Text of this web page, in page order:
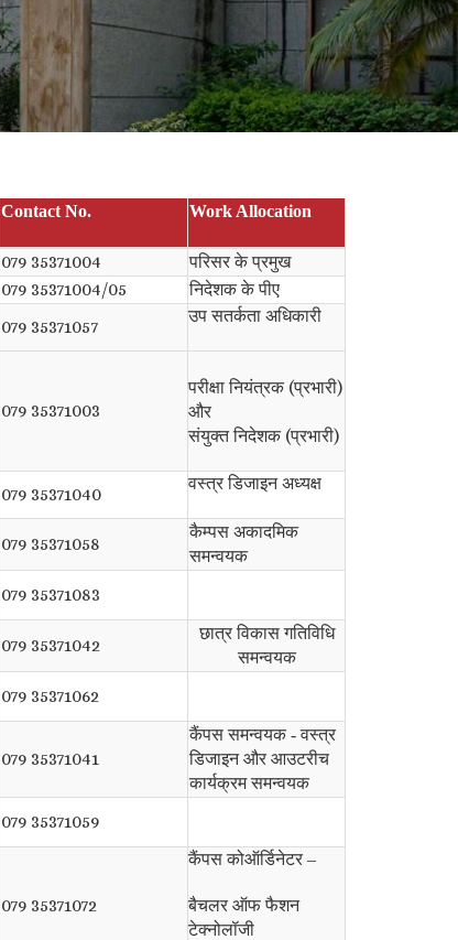
Contact No. Work Allocation
079 35371004
परिसर के प्रमुख
079 35371004/05 निदेशक के पीए
079 35371057
उप सतर्कता अधिकारी
079 35371003
परीक्षा नियंत्रक (प्रभारी)
और
संयुक्त निदेशक (प्रभारी)
079 35371040
वस्त्र डिजाइन अध्यक्ष
079 35371058
कैम्पस अकादमिक
समन्वयक
079 35371083
079 35371042
छात्र विकास गतिविधि
समन्वयक
079 35371062
079 35371041
कैंपस समन्वयक - वस्त्र
डिजाइन और आउटरीच
कार्यक्रम समन्वयक
079 35371059
079 35371072
कैंपस कोऑर्डिनेटर –
बैचलर ऑफ फैशन
टेक्नोलॉजी